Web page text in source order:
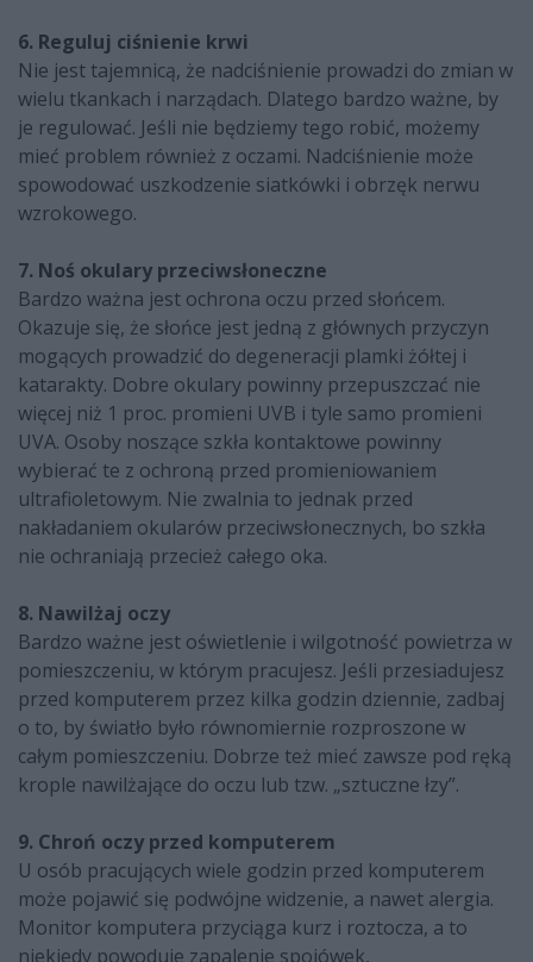
6. Reguluj ciśnienie krwi
Nie jest tajemnicą, że nadciśnienie prowadzi do zmian w
wielu tkankach i narządach. Dlatego bardzo ważne, by
je regulować. Jeśli nie będziemy tego robić, możemy
mieć problem również z oczami. Nadciśnienie może
spowodować uszkodzenie siatkówki i obrzęk nerwu
wzrokowego.
7. Noś okulary przeciwsłoneczne
Bardzo ważna jest ochrona oczu przed słońcem.
Okazuje się, że słońce jest jedną z głównych przyczyn
mogących prowadzić do degeneracji plamki żółtej i
katarakty. Dobre okulary powinny przepuszczać nie
więcej niż 1 proc. promieni UVB i tyle samo promieni
UVA. Osoby noszące szkła kontaktowe powinny
wybierać te z ochroną przed promieniowaniem
ultrafioletowym. Nie zwalnia to jednak przed
nakładaniem okularów przeciwsłonecznych, bo szkła
nie ochraniają przecież całego oka.
8. Nawilżaj oczy
Bardzo ważne jest oświetlenie i wilgotność powietrza w
pomieszczeniu, w którym pracujesz. Jeśli przesiadujesz
przed komputerem przez kilka godzin dziennie, zadbaj
o to, by światło było równomiernie rozproszone w
całym pomieszczeniu. Dobrze też mieć zawsze pod ręką
krople nawilżające do oczu lub tzw. „sztuczne łzy”.
9. Chroń oczy przed komputerem
U osób pracujących wiele godzin przed komputerem
może pojawić się podwójne widzenie, a nawet alergia.
Monitor komputera przyciąga kurz i roztocza, a to
niekiedy powoduje zapalenie spojówek,